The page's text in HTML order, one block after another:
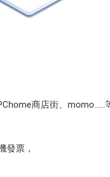
商店街、momo......
發票，